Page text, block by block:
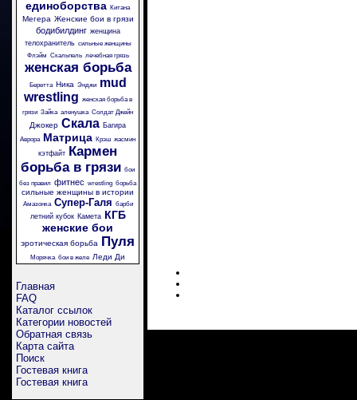
единоборства Китана
Мегера Женские бои в грязи
бодибилдинг женщина
телохранитель сильные женщины
Флэйм Скальпель лечебная грязь
женская борьба
Беретта Ника Энджи
mud
wrestling женская борьба в
грязи Зайка аленушка Солдат Джейн
Джокер Скала Багира
Аврора Матрица Крэш жасмин
кэтфайт Кармен
борьба в грязи бои
без правил фитнес wrestling борьба
сильные женщины в истории
Амазонка Супер-Галя барби
летний кубок Камета КГБ
женские бои
эротическая борьба Пуля
Морячка бои в желе Леди Ди
Главная
FAQ
Каталог ссылок
Категории новостей
Обратная связь
Карта сайта
Поиск
Гостевая книга
Гостевая книга